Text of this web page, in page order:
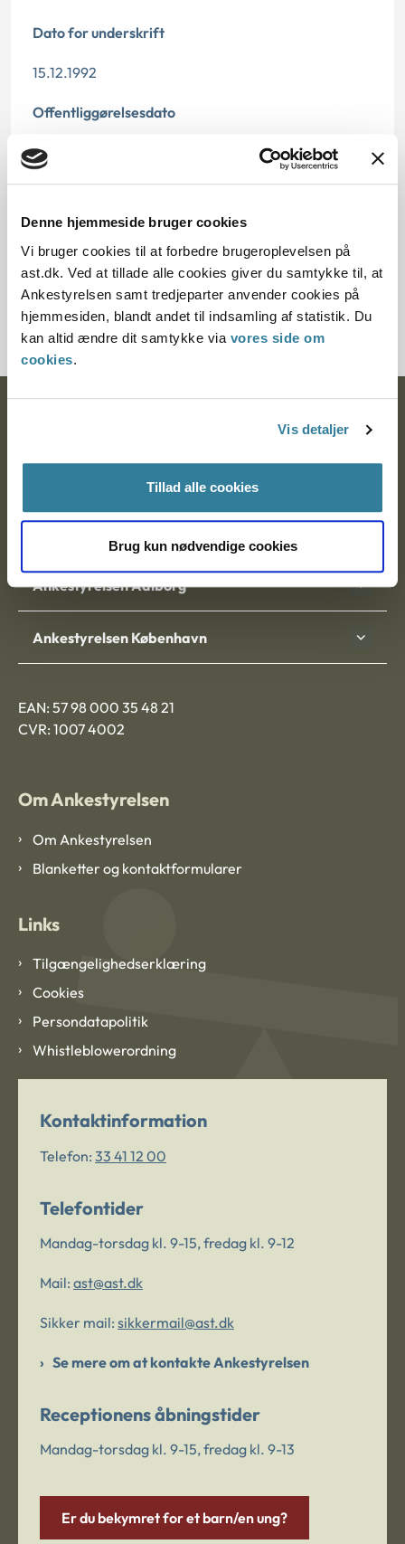
Denne hjemmeside bruger cookies
Vi bruger cookies til at forbedre brugeroplevelsen på
ast.dk. Ved at tillade alle cookies giver du samtykke til, at
Ankestyrelsen samt tredjeparter anvender cookies på
hjemmesiden, blandt andet til indsamling af statistik. Du
kan altid ændre dit samtykke via vores side om
cookies.
Vis detaljer
Tillad alle cookies
Brug kun nødvendige cookies
Dato for underskrift
15.12.1992
Offentliggørelsesdato
12.07.2013
§ 58
Journalnummer
20402-91
9000 Aalborg
Ankestyrelsen Aalborg
Ankestyrelsen København
EAN: 57 98 000 35 48 21
CVR: 1007 4002
Om Ankestyrelsen
Om Ankestyrelsen
Blanketter og kontaktformularer
Links
Tilgængelighedserklæring
Cookies
Persondatapolitik
Whistleblowerordning
Kontaktinformation
Telefon: 33 41 12 00
Telefontider
Mandag-torsdag kl. 9-15, fredag kl. 9-12
Mail: ast@ast.dk
Sikker mail: sikkermail@ast.dk
Se mere om at kontakte Ankestyrelsen
Receptionens åbningstider
Mandag-torsdag kl. 9-15, fredag kl. 9-13
Er du bekymret for et barn/en ung?